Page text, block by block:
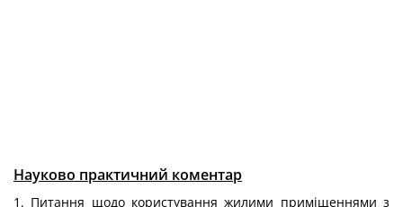
Науково практичний коментар
1. Питання щодо користування жилими приміщеннями з